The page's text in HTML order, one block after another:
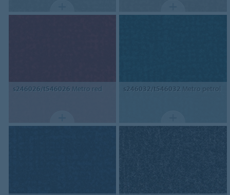
s246026/t546026 Metro red s246032/t546032 Metro petrol